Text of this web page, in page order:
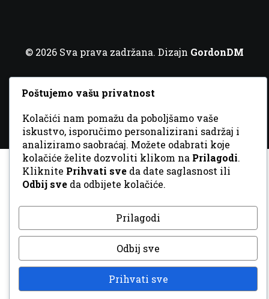
© 2026 Sva prava zadržana. Dizajn GordonDM
Poštujemo vašu privatnost
Kolačići nam pomažu da poboljšamo vaše
iskustvo, isporučimo personalizirani sadržaj i
analiziramo saobraćaj. Možete odabrati koje
kolačiće želite dozvoliti klikom na Prilagodi.
Kliknite Prihvati sve da date saglasnost ili
Odbij sve da odbijete kolačiće.
Prilagodi
Odbij sve
Prihvati sve